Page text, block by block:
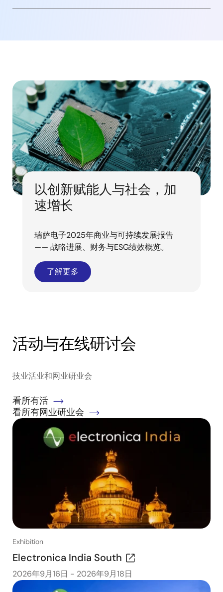
以创新赋能人与社会，加
速增长
瑞萨电子2025年商业与可持续发展报告
—— 战略进展、财务与ESG绩效概览。
了解更多
活动与在线研讨会
技业活业和网业研业会
看所有活
看所有网业研业会
Exhibition
Electronica India South
2026年9月16日 - 2026年9月18日